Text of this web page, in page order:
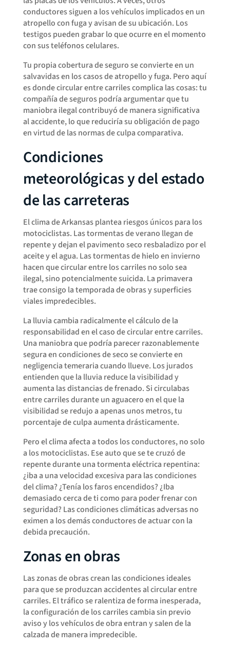
conductores siguen a los vehículos implicados en un
atropello con fuga y avisan de su ubicación. Los
testigos pueden grabar lo que ocurre en el momento
con sus teléfonos celulares.
Tu propia cobertura de seguro se convierte en un
salvavidas en los casos de atropello y fuga. Pero aquí
es donde circular entre carriles complica las cosas: tu
compañía de seguros podría argumentar que tu
maniobra ilegal contribuyó de manera significativa
al accidente, lo que reduciría su obligación de pago
en virtud de las normas de culpa comparativa.
Condiciones
meteorológicas y del estado
de las carreteras
El clima de Arkansas plantea riesgos únicos para los
motociclistas. Las tormentas de verano llegan de
repente y dejan el pavimento seco resbaladizo por el
aceite y el agua. Las tormentas de hielo en invierno
hacen que circular entre los carriles no solo sea
ilegal, sino potencialmente suicida. La primavera
trae consigo la temporada de obras y superficies
viales impredecibles.
La lluvia cambia radicalmente el cálculo de la
responsabilidad en el caso de circular entre carriles.
Una maniobra que podría parecer razonablemente
segura en condiciones de seco se convierte en
negligencia temeraria cuando llueve. Los jurados
entienden que la lluvia reduce la visibilidad y
aumenta las distancias de frenado. Si circulabas
entre carriles durante un aguacero en el que la
visibilidad se redujo a apenas unos metros, tu
porcentaje de culpa aumenta drásticamente.
Pero el clima afecta a todos los conductores, no solo
a los motociclistas. Ese auto que se te cruzó de
repente durante una tormenta eléctrica repentina:
¿iba a una velocidad excesiva para las condiciones
del clima? ¿Tenía los faros encendidos? ¿Iba
demasiado cerca de ti como para poder frenar con
seguridad? Las condiciones climáticas adversas no
eximen a los demás conductores de actuar con la
debida precaución.
Zonas en obras
Las zonas de obras crean las condiciones ideales
para que se produzcan accidentes al circular entre
carriles. El tráfico se ralentiza de forma inesperada,
la configuración de los carriles cambia sin previo
aviso y los vehículos de obra entran y salen de la
calzada de manera impredecible.